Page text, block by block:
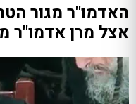
האדמו"ר מגור
אצל מרן אדמו"ר